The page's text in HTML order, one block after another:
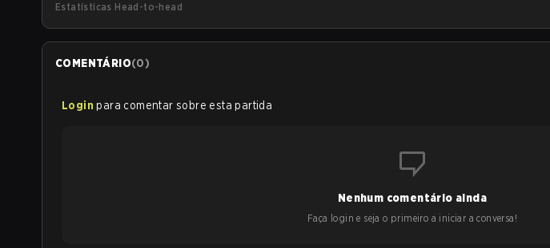
Estatísticas Head-to-head
COMENTÁRIO(0)
Login para comentar sobre esta partida
Nenhum comentário ainda
Faça login e seja o primeiro a iniciar a conversa!